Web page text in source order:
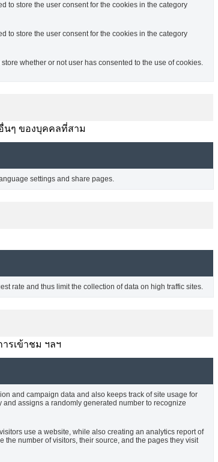
to store the user consent for the cookies in the category
to store the user consent for the cookies in the category
whether or not user has consented to the use of cookies.
นๆ ของบุคคลที่สาม
settings and share pages.
rate and thus limit the collection of data on high traffic sites.
รเข้าชม ฯลฯ
and campaign data and also keeps track of site usage for
assigns a randomly generated number to recognize
use a website, while also creating an analytics report of
number of visitors, their source, and the pages they visit